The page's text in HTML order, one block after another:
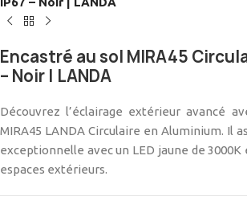
Encastré au sol MIRA45
– Noir | LANDA
Découvrez l’éclairage extérieur avancé
MIRA45 LANDA Circulaire en Aluminium. Il
exceptionnelle avec un LED jaune de 3000K
espaces extérieurs.